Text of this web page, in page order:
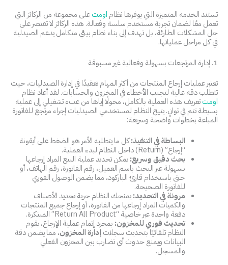
تستند الخدمة المتميزة التي يوفرها نظام اومتعلى مجموعة من الركائز التي
تعمل معًا لضمان تجربة مستخدم سلسة وفعالة. هذه الركائز لا تقتصر على
حل المشكلات الطارئة، بل تهدف إلى بناء نظام بيئي متكامل يدعم الصيدلية
في كل مراحل عملياتها.
1. إدارة المرتجعات بسهولة وفعالية غير مسبوقة
تعتبر عمليات إرجاع المنتجات من أكثر المهام تعقيدًا في إدارة الصيدليات، حيث
تتطلب دقة عالية لتجنب الأخطاء في المخزون والحسابات. لقد أعاد نظام
اومتتعريف هذه العملية بالكامل، محولًا إياها من عبء تشغيلي إلى عملية
بسيطة تتم في ثوانٍ. يتيح النظام لمستخدمي الصيدليات إجراء مرتجع للفاتورة
المباعة بخطوات واضحة وسريعة:
البساطة في التنفيذ:كل ما يتطلبه الأمر هو الضغط على أيقونة
“إرجاع” (Return) داخل النظام لبدء العملية.
بحث دقيق وسريع:يمكن تحديد عملية البيع المراد إرجاعها
بسهولة عبر البحث باسم العميل، رقم الفاتورة، رقم الهاتف، أو
حتى باستخدام قارئ الباركود، مما يضمن الوصول الفوري
للفاتورة الصحيحة.
مرونة في التحديد:يمنحك النظام حرية تحديد الأصناف
والكميات المراد إرجاعها من الفاتورة، أو إرجاع جميع المنتجات
دفعة واحدة عبر خاصية “Return All Product” المبتكرة.
تحديث فوري للمخزون: بمجرد إتمام عملية الإرجاع، يقوم
النظام تلقائيًا بتحديث سجلاتإدارة المخزون، مما يضمن دقة
البيانات ويمنع حدوث أي تضارب بين المخزون الفعلي
والمسجل.